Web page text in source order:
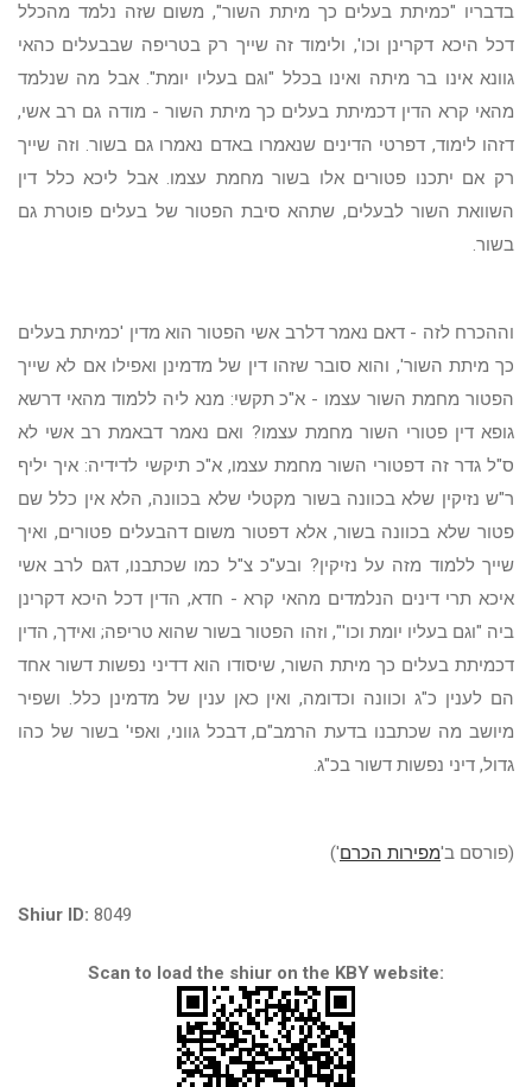
בדבריו "כמיתת בעלים כך מיתת השור", משום שזה נלמד מהכלל
דכל היכא דקרינן וכו', ולימוד זה שייך רק בטריפה שבבעלים כהאי
גוונא אינו בר מיתה ואינו בכלל "וגם בעליו יומת". אבל מה שנלמד
מהאי קרא הדין דכמיתת בעלים כך מיתת השור - מודה גם רב אשי,
דזהו לימוד, דפרטי הדינים שנאמרו באדם נאמרו גם בשור. וזה שייך
רק אם יתכנו פטורים אלו בשור מחמת עצמו. אבל ליכא כלל דין
השוואת השור לבעלים, שתהא סיבת הפטור של בעלים פוטרת גם
בשור.
וההכרח לזה - דאם נאמר דלרב אשי הפטור הוא מדין 'כמיתת בעלים
כך מיתת השור', והוא סובר שזהו דין של מדמינן ואפילו אם לא שייך
הפטור מחמת השור עצמו - א"כ תקשי: מנא ליה ללמוד מהאי דרשא
גופא דין פטורי השור מחמת עצמו? ואם נאמר דבאמת רב אשי לא
ס"ל גדר זה דפטורי השור מחמת עצמו, א"כ תיקשי לדידיה: איך יליף
ר"ש נזיקין שלא בכוונה בשור מקטלי שלא בכוונה, הלא אין כלל שם
פטור שלא בכוונה בשור, אלא דפטור משום דהבעלים פטורים, ואיך
שייך ללמוד מזה על נזיקין? ובע"כ צ"ל כמו שכתבנו, דגם לרב אשי
איכא תרי דינים הנלמדים מהאי קרא - חדא, הדין דכל היכא דקרינן
ביה "וגם בעליו יומת וכו'", וזהו הפטור בשור שהוא טריפה; ואידך, הדין
דכמיתת בעלים כך מיתת השור, שיסודו הוא דדיני נפשות דשור אחד
הם לענין כ"ג וכוונה וכדומה, ואין כאן ענין של מדמינן כלל. ושפיר
מיושב מה שכתבנו בדעת הרמב"ם, דבכל גווני, ואפי' בשור של כהו
גדול, דיני נפשות דשור בכ"ג.
(פורסם ב'מפירות הכרם')
Shiur ID: 8049
Scan to load the shiur on the KBY website: